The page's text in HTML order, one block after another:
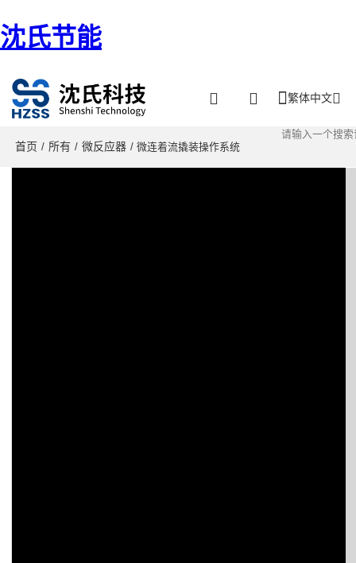
沈氏节能
繁体中文
首页 / 所有 / 微反应器 / 微连着流撬装操作系统